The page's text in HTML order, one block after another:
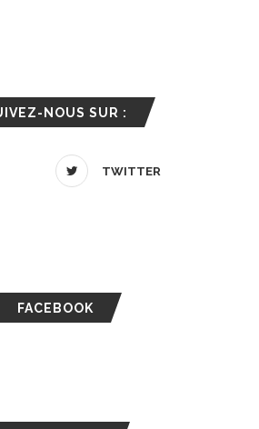
NOUS SUR :
TWITTER
FACEBOOK